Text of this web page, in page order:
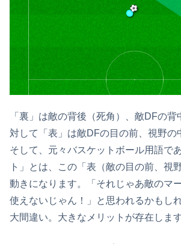
「裏」は敵の背後（死角）、敵DFの背
対して「表」は敵DFの目の前、視野の
そして、元々バスケットボール用語で
ト」とは、この「表（敵の目の前、視
動きになります。「それじゃあ敵のマ
使えないじゃん！」と思われるかもし
大間違い。大きなメリットが存在します